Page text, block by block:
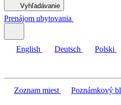
Vyhľadávanie
Prenájom ubytovania
English Deutsch Polski
Zoznam miest Poznámkový